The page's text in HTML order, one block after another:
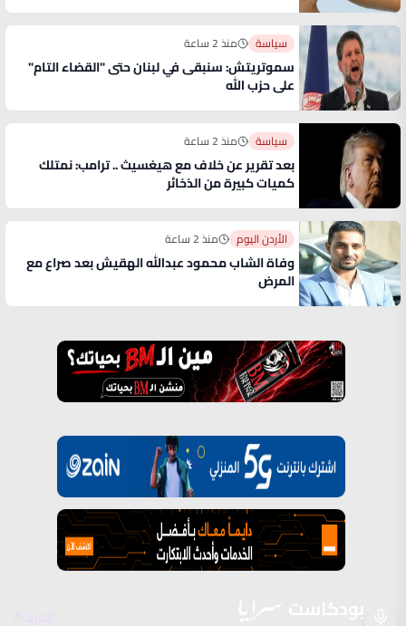
سياسة منذ 2 ساعة
سموتريتش: سنبقى في لبنان حتى "القضاء التام"
على حزب الله
سياسة منذ 2 ساعة
بعد تقرير عن خلاف مع هيغسيث .. ترامب: نمتلك
كميات كبيرة من الذخائر
الأردن اليوم منذ 2 ساعة
وفاة الشاب محمود عبدالله الهقيش بعد صراع مع
المرض
بودكاست